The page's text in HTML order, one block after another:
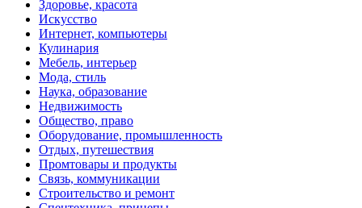
Здоровье, красота
Искусство
Интернет, компьютеры
Кулинария
Мебель, интерьер
Мода, стиль
Наука, образование
Недвижимость
Общество, право
Оборудование, промышленность
Отдых, путешествия
Промтовары и продукты
Связь, коммуникации
Строительство и ремонт